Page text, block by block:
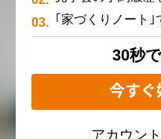
｢家づくりノート
30秒
今すぐ
アカウン